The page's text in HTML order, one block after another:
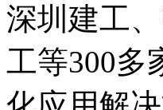
深圳建工
工等300多